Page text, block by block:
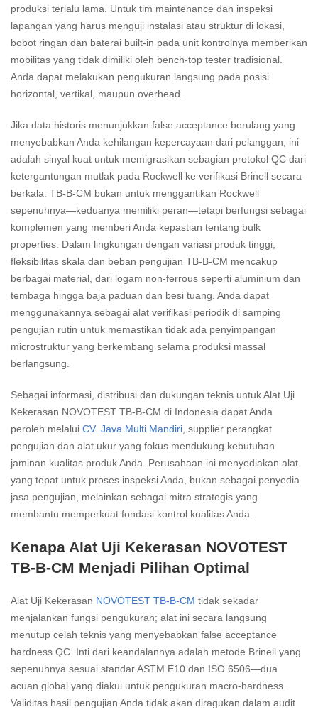
produksi terlalu lama. Untuk tim maintenance dan inspeksi
lapangan yang harus menguji instalasi atau struktur di lokasi,
bobot ringan dan baterai built-in pada unit kontrolnya memberikan
mobilitas yang tidak dimiliki oleh bench-top tester tradisional.
Anda dapat melakukan pengukuran langsung pada posisi
horizontal, vertikal, maupun overhead.
Jika data historis menunjukkan false acceptance berulang yang
menyebabkan Anda kehilangan kepercayaan dari pelanggan, ini
adalah sinyal kuat untuk memigrasikan sebagian protokol QC dari
ketergantungan mutlak pada Rockwell ke verifikasi Brinell secara
berkala. TB-B-CM bukan untuk menggantikan Rockwell
sepenuhnya—keduanya memiliki peran—tetapi berfungsi sebagai
komplemen yang memberi Anda kepastian tentang bulk
properties. Dalam lingkungan dengan variasi produk tinggi,
fleksibilitas skala dan beban pengujian TB-B-CM mencakup
berbagai material, dari logam non-ferrous seperti aluminium dan
tembaga hingga baja paduan dan besi tuang. Anda dapat
menggunakannya sebagai alat verifikasi periodik di samping
pengujian rutin untuk memastikan tidak ada penyimpangan
microstruktur yang berkembang selama produksi massal
berlangsung.
Sebagai informasi, distribusi dan dukungan teknis untuk Alat Uji
Kekerasan NOVOTEST TB-B-CM di Indonesia dapat Anda
peroleh melalui CV. Java Multi Mandiri , supplier perangkat
pengujian dan alat ukur yang fokus mendukung kebutuhan
jaminan kualitas produk Anda. Perusahaan ini menyediakan alat
yang tepat untuk proses inspeksi Anda, bukan sebagai penyedia
jasa pengujian, melainkan sebagai mitra strategis yang
membantu memperkuat fondasi kontrol kualitas Anda.
Kenapa Alat Uji Kekerasan NOVOTEST
TB-B-CM Menjadi Pilihan Optimal
Alat Uji Kekerasan NOVOTEST TB-B-CM tidak sekadar
menjalankan fungsi pengukuran; alat ini secara langsung
menutup celah teknis yang menyebabkan false acceptance
hardness QC. Inti dari keandalannya adalah metode Brinell yang
sepenuhnya sesuai standar ASTM E10 dan ISO 6506—dua
acuan global yang diakui untuk pengukuran macro-hardness.
Validitas hasil pengujian Anda tidak akan diragukan dalam audit